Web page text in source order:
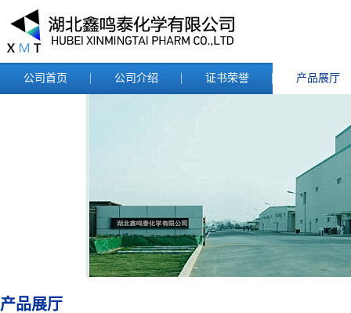
公司首页 公司介绍 证书荣誉 产品展厅
产品展厅